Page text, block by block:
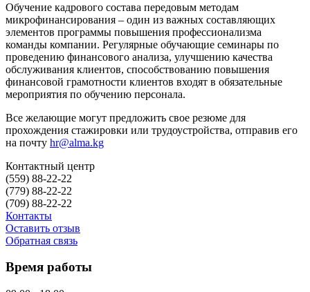
Обучение кадрового состава передовым методам
микрофинансирования – один из важных составляющих
элементов программы повышения профессионализма
команды компании. Регулярные обучающие семинары по
проведению финансового анализа, улучшению качества
обслуживания клиентов, способствованию повышения
финансовой грамотности клиентов входят в обязательные
мероприятия по обучению персонала.
Все желающие могут предложить свое резюме для
прохождения стажировки или трудоустройства, отправив его
на почту hr@alma.kg
Контактный центр
(559) 88-22-22
(779) 88-22-22
(709) 88-22-22
Контакты
Оставить отзыв
Обратная связь
Время работы